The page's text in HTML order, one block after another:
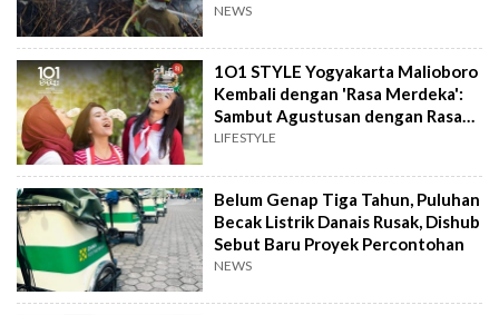
NEWS
1O1 STYLE Yogyakarta Malioboro
Kembali dengan 'Rasa Merdeka':
Sambut Agustusan dengan Rasa
dan Tawa
LIFESTYLE
Belum Genap Tiga Tahun, Puluhan
Becak Listrik Danais Rusak, Dishub
Sebut Baru Proyek Percontohan
NEWS